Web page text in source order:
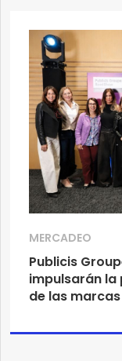
MERCADEO
Publicis
impulsarán
de las